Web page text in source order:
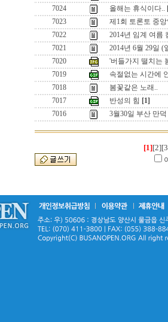
7024
올해는 휴식이다..
7023
제1회 토론토 중
7022
2014년 임계 여름
7021
2014년 6월 29일
7020
'버들가지 떨치는
7019
속절없는 시간에
7018
봄꽃같은 노래..
7017
반성의 힘 [1]
7016
3월30일 부산 만
[1][2]